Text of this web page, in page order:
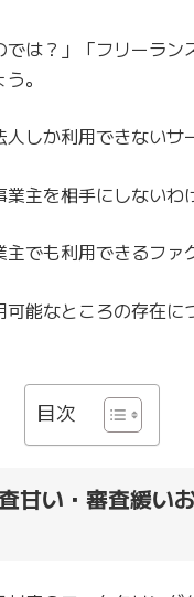
は？」「フリーラ
。
しか利用できないサ
主を相手にしないわ
でも利用できるファ
能なところの存在
目次
甘い・審査緩い